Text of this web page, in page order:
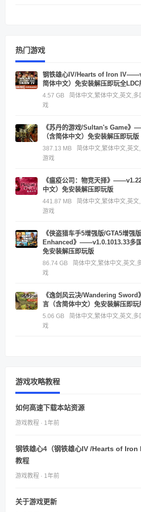
热门游戏
钢铁雄心IV/Hearts of Iron
简体中文）免安装解压即玩全LDC
4.57 GB 简体中文,繁体中文,英文,
戏
《苏丹的游戏/Sultan's Game》
（含简体中文）免安装解压即玩版
387.13 MB 简体中文,繁体中文,英
游戏
《瘟疫公司：物竞天择》
中文）免安装解压即玩版
441.87 MB 简体中文,繁体中文,英
游戏
《侠盗猎车手5增强版/GTA5增
Enhanced》——v1.0.1013.33多国
免安装解压即玩版
86.74 GB 简体中文,繁体中文,英文,
戏
《逸剑风云决/Wandering
言（含简体中文）免安装解压即玩
5.06 GB 简体中文,繁体中文,英文,
戏
游戏攻略教程
如何高速下载本站资源
游戏教程 · 1年前
钢铁雄心4（钢铁雄心IV /Hearts of Iron
教程
游戏教程 · 1年前
关于游戏更新